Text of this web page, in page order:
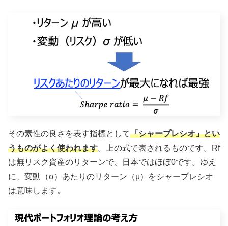
その素性の良さを表す指標として「シャープレシオ」とい
うものがよく使われます。上の式で表されるものです。Rf
は無リスク資産のリターンで、日本ではほぼ0です。ゆえ
に、変動（σ）あたりのリターン（μ）をシャープレシオ
は意味します。